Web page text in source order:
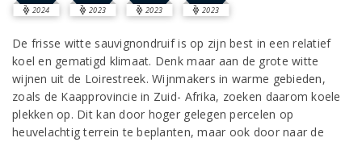
2024 2023 2023 2023
De frisse witte sauvignondruif is op zijn best in een relatief
koel en gematigd klimaat. Denk maar aan de grote witte
wijnen uit de Loirestreek. Wijnmakers in warme gebieden,
zoals de Kaapprovincie in Zuid- Afrika, zoeken daarom koele
plekken op. Dit kan door hoger gelegen percelen op
heuvelachtig terrein te beplanten, maar ook door naar de